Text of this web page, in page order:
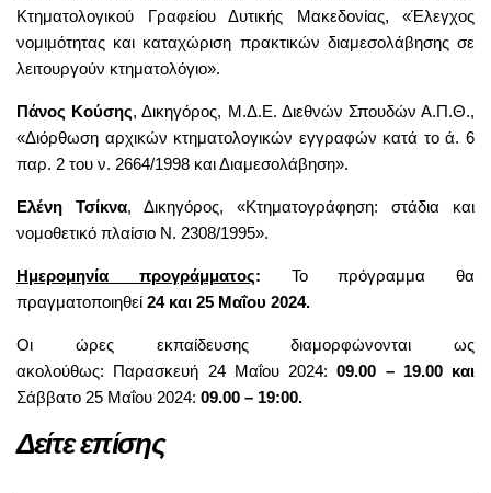
Κτηματολογικού Γραφείου Δυτικής Μακεδονίας, «Έλεγχος
νομιμότητας και καταχώριση πρακτικών διαμεσολάβησης σε
λειτουργούν κτηματολόγιο».
Πάνος Κούσης, Δικηγόρος, Μ.Δ.Ε. Διεθνών Σπουδών Α.Π.Θ.,
«Διόρθωση αρχικών κτηματολογικών εγγραφών κατά το ά. 6
παρ. 2 του ν. 2664/1998 και Διαμεσολάβηση».
Ελένη Τσίκνα, Δικηγόρος, «Κτηματογράφηση: στάδια και
νομοθετικό πλαίσιο Ν. 2308/1995».
Ημερομηνία προγράμματος: Το πρόγραμμα θα
πραγματοποιηθεί 24 και 25 Μαΐου 2024.
Οι ώρες εκπαίδευσης διαμορφώνονται ως
ακολούθως: Παρασκευή 24 Μαΐου 2024:09.00 – 19.00 και
Σάββατο 25 Μαΐου 2024: 09.00 – 19:00.
Δείτε επίσης